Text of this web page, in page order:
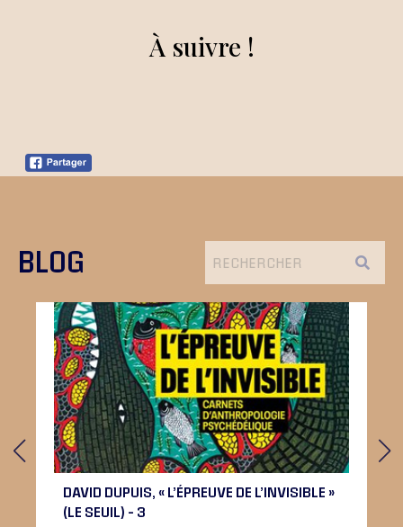
À suivre !
BLOG
DAVID DUPUIS, « L’ÉPREUVE DE L’INVISIBLE »
(LE SEUIL) – 3